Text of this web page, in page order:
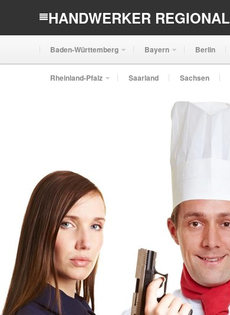
HANDWERKER REGIONAL
Baden-Württemberg Bayern Berlin
Rheinland-Pfalz Saarland Sachsen